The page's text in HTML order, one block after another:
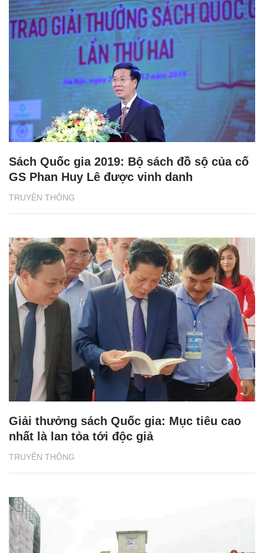
TRUYỀN THÔNG
Sách Quốc gia 2019: Bộ sách đồ sộ của cố
GS Phan Huy Lê được vinh danh
TRUYỀN THÔNG
Giải thưởng sách Quốc gia: Mục tiêu cao
nhất là lan tỏa tới độc giả